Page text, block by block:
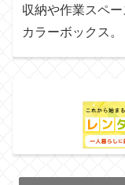
収納や作業スペ
カラーボックス。